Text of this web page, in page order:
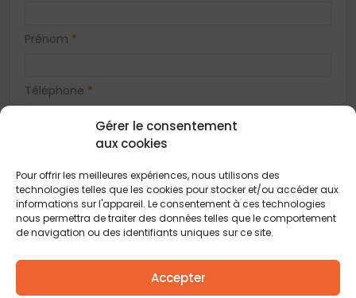
Gérer le consentement
aux cookies
Pour offrir les meilleures expériences, nous utilisons des
technologies telles que les cookies pour stocker et/ou accéder aux
informations sur l'appareil. Le consentement à ces technologies
nous permettra de traiter des données telles que le comportement
de navigation ou des identifiants uniques sur ce site.
Accepter
Prénom *
Téléphone *
Adresse
Code postal*